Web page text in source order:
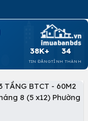
38K+
TIN ĐĂNG
34
TỈNH THÀNH